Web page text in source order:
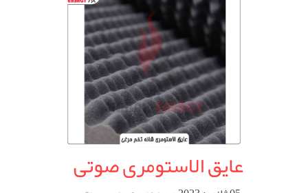
عایق الاستومری صوتی